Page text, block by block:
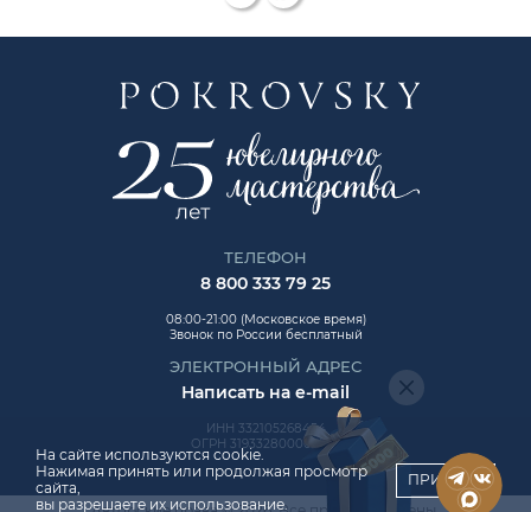
ТЕЛЕФОН
8 800 333 79 25
08:00-21:00 (Московское время)
Звонок по России бесплатный
ЭЛЕКТРОННЫЙ АДРЕС
Написать на e-mail
ИНН 332105268454
ОГРН 319332800006992
На сайте используются cookie.
Нажимая принять или продолжая просмотр
сайта,
вы разрешаете их использование.
ПРИНЯТЬ